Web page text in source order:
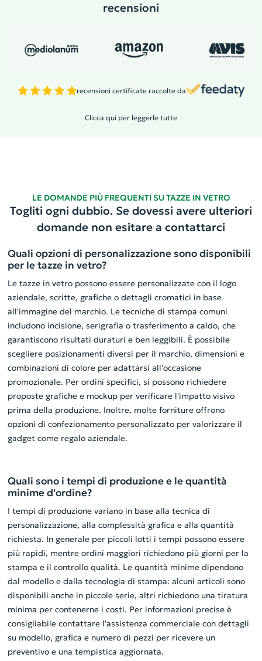
recensioni
recensioni certificate raccolte da
Clicca qui per leggerle tutte
LE DOMANDE PIÙ FREQUENTI SU TAZZE IN VETRO
Togliti ogni dubbio. Se dovessi avere ulteriori
domande non esitare a contattarci
Quali opzioni di personalizzazione sono disponibili
per le tazze in vetro?
Le tazze in vetro possono essere personalizzate con il logo
aziendale, scritte, grafiche o dettagli cromatici in base
all'immagine del marchio. Le tecniche di stampa comuni
includono incisione, serigrafia o trasferimento a caldo, che
garantiscono risultati duraturi e ben leggibili. È possibile
scegliere posizionamenti diversi per il marchio, dimensioni e
combinazioni di colore per adattarsi all'occasione
promozionale. Per ordini specifici, si possono richiedere
proposte grafiche e mockup per verificare l'impatto visivo
prima della produzione. Inoltre, molte forniture offrono
opzioni di confezionamento personalizzato per valorizzare il
gadget come regalo aziendale.
Quali sono i tempi di produzione e le quantità
minime d'ordine?
I tempi di produzione variano in base alla tecnica di
personalizzazione, alla complessità grafica e alla quantità
richiesta. In generale per piccoli lotti i tempi possono essere
più rapidi, mentre ordini maggiori richiedono più giorni per la
stampa e il controllo qualità. Le quantità minime dipendono
dal modello e dalla tecnologia di stampa: alcuni articoli sono
disponibili anche in piccole serie, altri richiedono una tiratura
minima per contenerne i costi. Per informazioni precise è
consigliabile contattare l'assistenza commerciale con dettagli
su modello, grafica e numero di pezzi per ricevere un
preventivo e una tempistica aggiornata.